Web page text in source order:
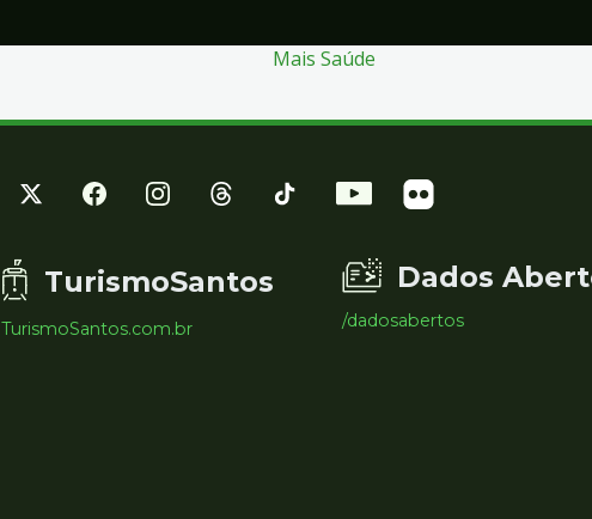
Mais Saúde
TurismoSantos
TurismoSantos.com.br
Dados
/dadosabertos